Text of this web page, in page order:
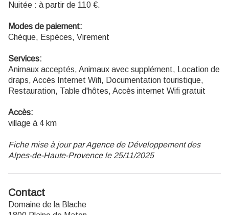
Nuitée : à partir de 110 €.
Modes de paiement:
Chèque, Espèces, Virement
Services:
Animaux acceptés, Animaux avec supplément, Location de
draps, Accès Internet Wifi, Documentation touristique,
Restauration, Table d'hôtes, Accès internet Wifi gratuit
Accès:
village à 4 km
Fiche mise à jour par Agence de Développement des
Alpes-de-Haute-Provence le 25/11/2025
Contact
Domaine de la Blache